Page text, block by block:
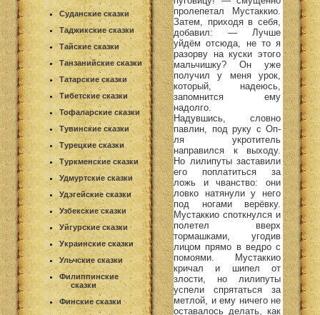
Суданские сказки
Таджикские сказки
Тайские сказки
Танзанийские сказки
Татарские сказки
Тибетские сказки
Тофаларские сказки
Тувинские сказки
Турецкие сказки
Туркменские сказки
Удмуртские сказки
Удэгейские сказки
Узбекские сказки
Уйгурские сказки
Украинские сказки
Ульчские сказки
Филиппинские
сказки
Финские сказки
пролепетал Мустаккио.
Затем, приходя в себя,
добавил: — Лучше
уйдём отсюда, не то я
разорву на куски этого
мальчишку? Он уже
получил у меня урок,
который, надеюсь,
запомнится ему
надолго.
Надувшись, словно
павлин, под руку с Оп-
ля укротитель
направился к выходу.
Но лилипуты заставили
его поплатиться за
ложь и чванство: они
ловко натянули у него
под ногами верёвку.
Мустаккио споткнулся и
полетел вверх
тормашками, угодив
лицом прямо в ведро с
помоями. Мустаккио
кричал и шипел от
злости, но лилипуты
успели спрятаться за
метлой, и ему ничего не
оставалось делать, как